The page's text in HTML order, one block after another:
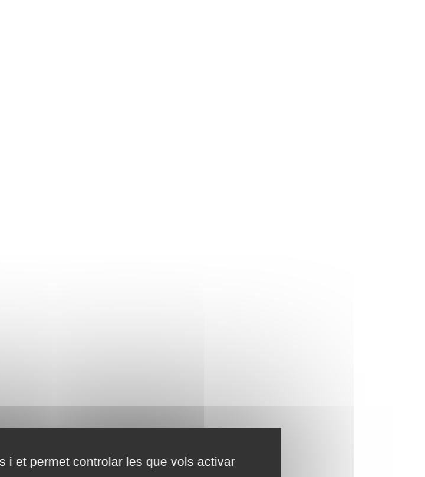
i et permet controlar les que vols activar